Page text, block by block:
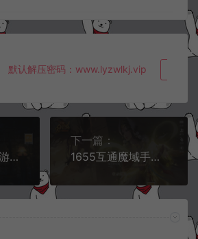
默认解压密码：www.lyzwlkj.vip
战神引擎传奇手游【武易之玛法三职业[白猪3.1]】12月最新整理Win一键服务端+GM授权后台+安卓苹果双端+详细搭建教程+视频教程
下一篇：
1655互通魔域手游【龙哥200级圣装修罗魔域】12月最新整理Win半手工服务端+本地验证+GM工具+安卓+详细搭建教程+视频教程